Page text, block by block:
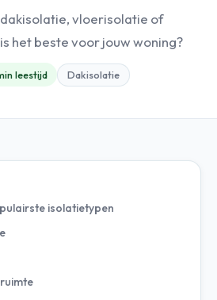
vloerisolatie of
het beste voor jouw woning?
leestijd Dakisolatie
isolatietypen